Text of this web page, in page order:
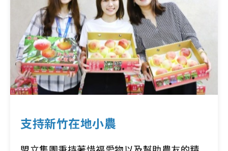
支持新竹在地小農